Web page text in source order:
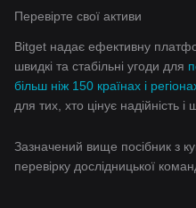
Перевірте свої активи
Bitget надає ефективну
швидкі та стабільні угоди для
більш ніж 150 країнах і
для тих, хто цінує надійність і
Зазначений вище посібник з
перевірку дослідницької